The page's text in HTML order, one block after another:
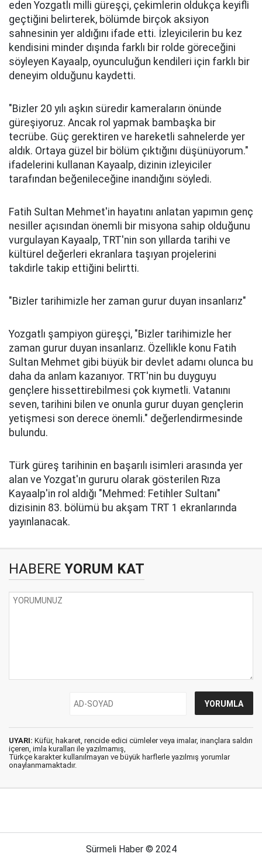
eden Yozgatlı milli güreşçi, çekimlerin oldukça keyifli
geçtiğini belirterek, bölümde birçok aksiyon
sahnesinin yer aldığını ifade etti. İzleyicilerin bu kez
kendisini minder dışında farklı bir rolde göreceğini
söyleyen Kayaalp, oyunculuğun kendileri için farklı bir
deneyim olduğunu kaydetti.
"Bizler 20 yılı aşkın süredir kameraların önünde
güreşiyoruz. Ancak rol yapmak bambaşka bir
tecrübe. Güç gerektiren ve hareketli sahnelerde yer
aldık. Ortaya güzel bir bölüm çıktığını düşünüyorum."
ifadelerini kullanan Kayaalp, dizinin izleyiciler
tarafından beğenileceğine inandığını söyledi.
Fatih Sultan Mehmet'in hayatını anlatan yapımın genç
nesiller açısından önemli bir misyona sahip olduğunu
vurgulayan Kayaalp, TRT'nin son yıllarda tarihi ve
kültürel değerleri ekranlara taşıyan projelerini
takdirle takip ettiğini belirtti.
"Bizler tarihimizle her zaman gurur duyan insanlarız"
Yozgatlı şampiyon güreşçi, "Bizler tarihimizle her
zaman gurur duyan insanlarız. Özellikle konu Fatih
Sultan Mehmet gibi büyük bir devlet adamı olunca bu
daha da anlam kazanıyor. TRT'nin bu duyguyu
gençlere hissettirebilmesi çok kıymetli. Vatanını
seven, tarihini bilen ve onunla gurur duyan gençlerin
yetişmesi son derece önemli." değerlendirmesinde
bulundu.
Türk güreş tarihinin en başarılı isimleri arasında yer
alan ve Yozgat'ın gururu olarak gösterilen Rıza
Kayaalp'in rol aldığı "Mehmed: Fetihler Sultanı"
dizisinin 83. bölümü bu akşam TRT 1 ekranlarında
yayınlanacak.
HABERE YORUM KAT
UYARI: Küfür, hakaret, rencide edici cümleler veya imalar, inançlara saldırı
içeren, imla kuralları ile yazılmamış,
Türkçe karakter kullanılmayan ve büyük harflerle yazılmış yorumlar
onaylanmamaktadır.
Sürmeli Haber © 2024